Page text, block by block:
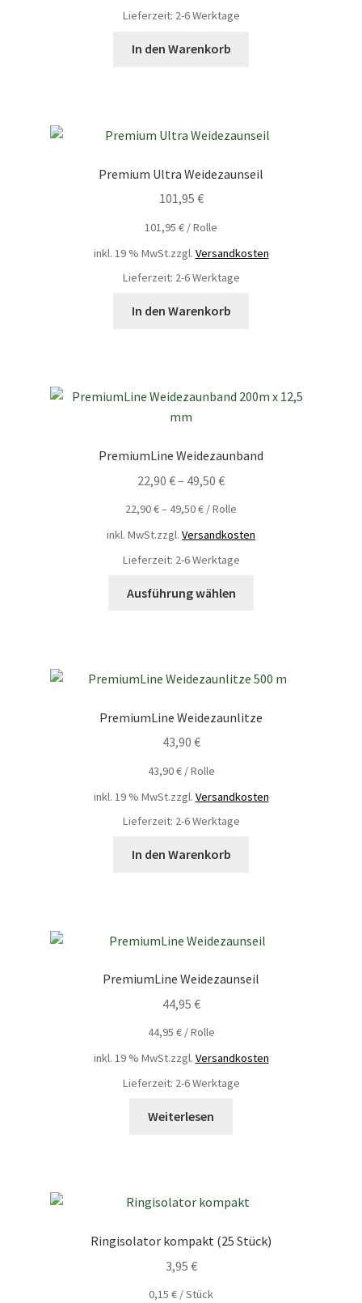
Lieferzeit: 2-6 Werktage
In den Warenkorb
Premium Ultra Weidezaunseil
101,95 €
101,95 € /Rolle
inkl. 19 % MwSt.zzgl. Versandkosten
Lieferzeit: 2-6 Werktage
In den Warenkorb
PremiumLine Weidezaunband
22,90 €– 49,50 €
22,90€–49,50€ /Rolle
inkl. MwSt.zzgl. Versandkosten
Lieferzeit: 2-6 Werktage
Ausführung wählen
PremiumLine Weidezaunlitze
43,90 €
43,90€/Rolle
inkl. 19 % MwSt.zzgl. Versandkosten
Lieferzeit: 2-6 Werktage
In den Warenkorb
PremiumLine Weidezaunseil
44,95 €
44,95 €/Rolle
inkl. 19 % MwSt.zzgl. Versandkosten
Lieferzeit: 2-6 Werktage
Weiterlesen
Ringisolator kompakt (25 Stück)
3,95 €
0,15 € /Stück